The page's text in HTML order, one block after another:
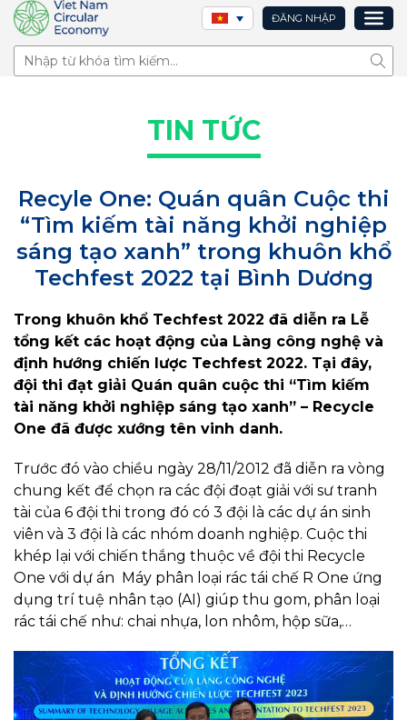
ĐĂNG NHẬP
Tìm
TIN TỨC
Recyle One: Quán quân Cuộc thi
“Tìm kiếm tài năng khởi nghiệp
sáng tạo xanh” trong khuôn khổ
Techfest 2022 tại Bình Dương
Trong khuôn khổ Techfest 2022 đã diễn ra Lễ
tổng kết các hoạt động của Làng công nghệ và
định hướng chiến lược Techfest 2022. Tại đây,
đội thi đạt giải Quán quân cuộc thi “Tìm kiếm
tài năng khởi nghiệp sáng tạo xanh” – Recycle
One đã được xướng tên vinh danh.
Trước đó vào chiều ngày 28/11/2012 đã diễn ra vòng
chung kết để chọn ra các đội đoạt giải với sư tranh
tài của 6 đội thi trong đó có 3 đội là các dự án sinh
viên và 3 đội là các nhóm doanh nghiệp. Cuộc thi
khép lại với chiến thắng thuộc về đội thi Recycle
One với dự án Máy phân loại rác tái chế R One ứng
dụng trí tuệ nhân tạo (AI) giúp thu gom, phân loại
rác tái chế như: chai nhựa, lon nhôm, hộp sữa,…